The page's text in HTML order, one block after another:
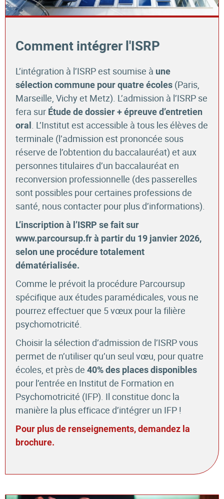
Comment intégrer l'ISRP
L’intégration à l’ISRP est soumise à une
sélection commune pour quatre écoles (Paris,
Marseille, Vichy et Metz). L’admission à l’ISRP se
fera sur Étude de dossier + épreuve d’entretien
oral . L’Institut est accessible à tous les élèves de
terminale (l’admission est prononcée sous
réserve de l’obtention du baccalauréat) et aux
personnes titulaires d’un baccalauréat en
reconversion professionnelle (des passerelles
sont possibles pour certaines professions de
santé, nous contacter pour plus d’informations).
L’inscription à l’ISRP se fait sur
www.parcoursup.fr à partir du 19 janvier 2026,
selon une procédure totalement
dématérialisée.
Comme le prévoit la procédure Parcoursup
spécifique aux études paramédicales, vous ne
pourrez effectuer que 5 vœux pour la filière
psychomotricité.
Choisir la sélection d’admission de l’ISRP vous
permet de n’utiliser qu’un seul vœu, pour quatre
écoles, et près de 40% des places disponibles
pour l’entrée en Institut de Formation en
Psychomotricité (IFP). Il constitue donc la
manière la plus efficace d’intégrer un IFP !
Pour plus de renseignements, demandez la
brochure.